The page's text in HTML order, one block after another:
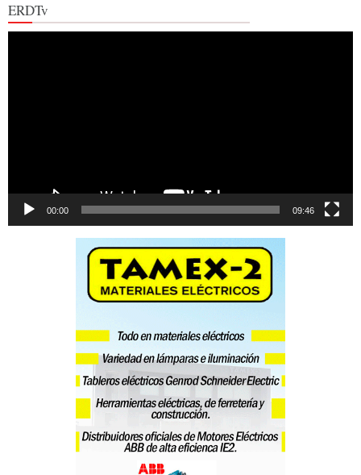
ERDTv
00:00 09:46